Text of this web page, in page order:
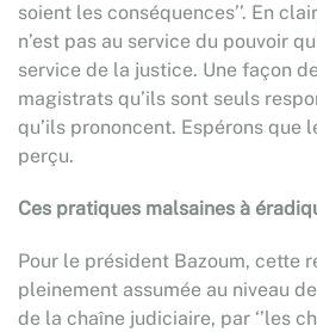
soient les conséquences’’. En
n’est pas au service du pouvoir
service de la justice. Une façon
magistrats qu’ils sont seuls
qu’ils prononcent. Espérons que
perçu.
Ces pratiques malsaines à
Pour le président Bazoum, cette
pleinement assumée au niveau
de la chaîne judiciaire, par ‘’les